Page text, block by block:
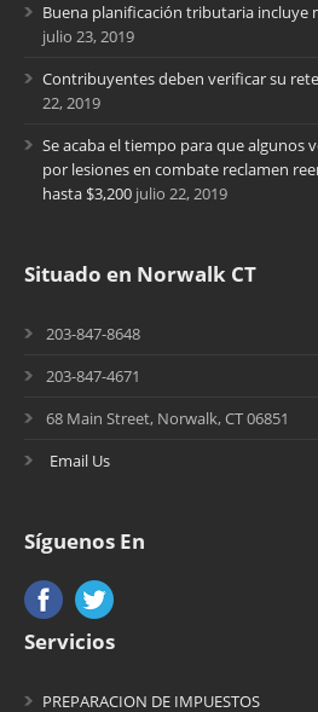
Buena planificación tributaria incluye
julio 23, 2019
Contribuyentes deben verificar su
22, 2019
Se acaba el tiempo para que algunos
por lesiones en combate reclamen
hasta $3,200 julio 22, 2019
Situado en Norwalk CT
203-847-8648
203-847-4671
68 Main Street, Norwalk, CT 06851
Email Us
Síguenos En
Servicios
PREPARACION DE IMPUESTOS